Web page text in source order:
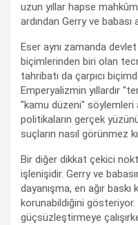
uzun yıllar hapse
ardından Gerry ve babası
Eser aynı zamanda
biçimlerinden biri olan
tahribatı da çarpıcı
Emperyalizmin yıllardır
"kamu düzeni" söylemleri
politikaların gerçek
suçların nasıl görünmez
Bir diğer dikkat çekici
işlenişidir. Gerry ve
dayanışma, en ağır baskı
korunabildiğini gösteriyor.
güçsüzleştirmeye